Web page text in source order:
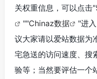
关权重信息，可以点击"
""Chinaz数据
"进
议大家请以爱站数据为
宅急送的访问速度、搜
验等；当然要评估一个